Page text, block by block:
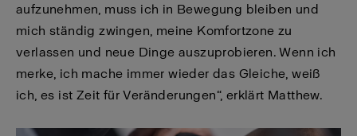
aufzunehmen, muss ich in Bewegung bleiben und
mich ständig zwingen, meine Komfortzone zu
verlassen und neue Dinge auszuprobieren. Wenn ich
merke, ich mache immer wieder das Gleiche, weiß
ich, es ist Zeit für Veränderungen“, erklärt Matthew.